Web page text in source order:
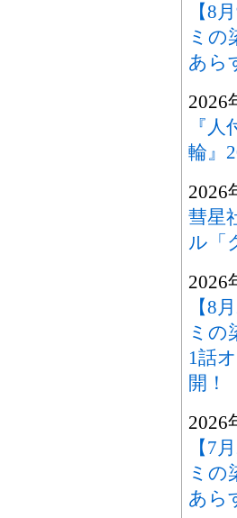
【8
ミの
あら
『
輪』
彗星
ル「
【8
ミの
1話
開！
【7
ミの
あら